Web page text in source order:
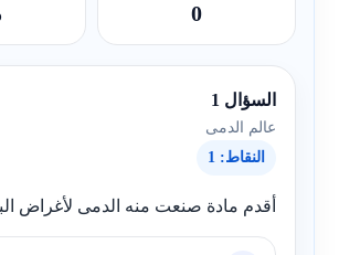
0
السؤال 1
عالم الدمى
النقاط: 1
أقدم مادة صنعت منه الدمى لأغراض